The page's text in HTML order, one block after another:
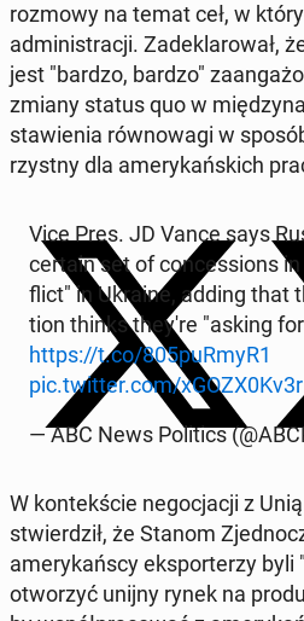
rozmowy na temat ceł, w
ad­mi­ni­stra­cji. Za­de­kla­ro­wał,
jest "bardzo, bardzo"
zmiany status quo w
sta­wie­nia rów­no­wa­gi w
rzyst­ny dla ame­ry­kań­skich
Vice Pres. JD Vance says
certain set of con­ces­sions
flict" in Ukraine, adding that
tion thinks they're "asking
https://t.co/805puRmyR1
pic.twitter.com/xGOZX0Kv3r
— ABC News Po­li­tics
W kon­tek­ście ne­go­cja­cji z
stwier­dził, że Stanom
ame­ry­kań­scy eks­por­te­rzy byli
otwo­rzyć unijny rynek na